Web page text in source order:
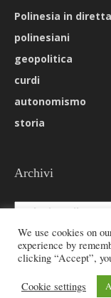
Polinesia in diretta
polinesiani
geopolitica
curdi
autonomismo
storia
Archivi
Archivi
©
We use cookies on
experience by
clicking “Accept”,
Cookie settings